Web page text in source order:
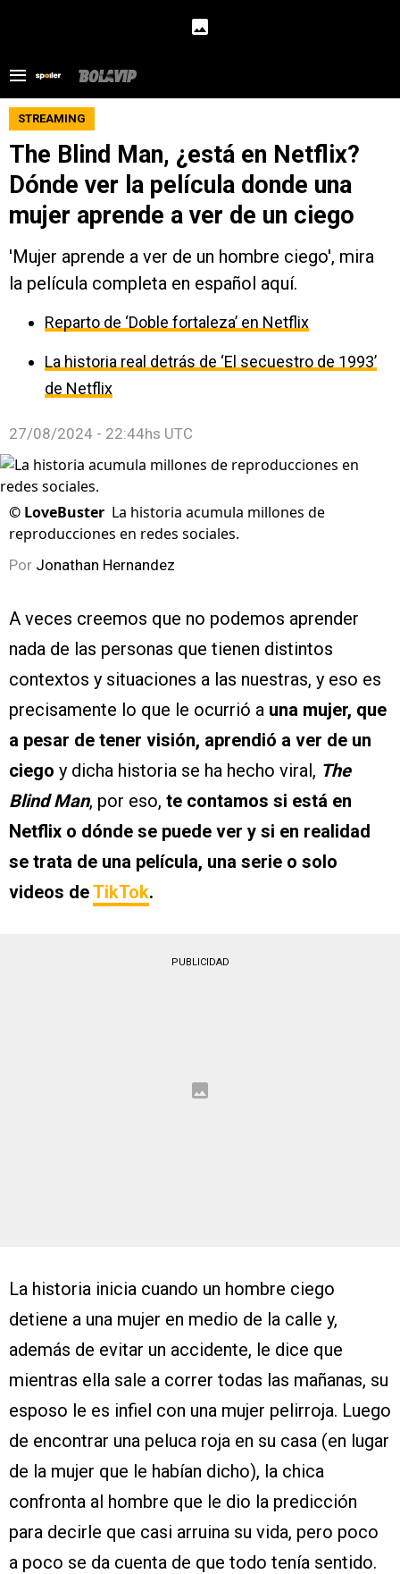
STREAMING
The Blind Man, ¿está en Netflix?
Dónde ver la película donde una
mujer aprende a ver de un ciego
'Mujer aprende a ver de un hombre ciego', mira
la película completa en español aquí.
Reparto de ‘Doble fortaleza’ en Netflix
La historia real detrás de ‘El secuestro de 1993’
de Netflix
27/08/2024 - 22:44hs UTC
© LoveBuster La historia acumula millones de
reproducciones en redes sociales.
Por Jonathan Hernandez
A veces creemos que no podemos aprender
nada de las personas que tienen distintos
contextos y situaciones a las nuestras, y eso es
precisamente lo que le ocurrió a una mujer, que
a pesar de tener visión, aprendió a ver de un
ciego y dicha historia se ha hecho viral, The
Blind Man, por eso, te contamos si está en
Netflix o dónde se puede ver y si en realidad
se trata de una película, una serie o solo
videos deTikTok.
PUBLICIDAD
La historia inicia cuando un hombre ciego
detiene a una mujer en medio de la calle y,
además de evitar un accidente, le dice que
mientras ella sale a correr todas las mañanas, su
esposo le es infiel con una mujer pelirroja. Luego
de encontrar una peluca roja en su casa (en lugar
de la mujer que le habían dicho), la chica
confronta al hombre que le dio la predicción
para decirle que casi arruina su vida, pero poco
a poco se da cuenta de que todo tenía sentido.